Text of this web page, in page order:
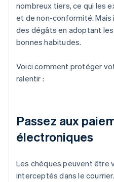
nombreux tiers, ce qui les
et de non-conformité.
des dégâts en adoptant
bonnes habitudes.
Voici comment protéger
ralentir :
Passez aux
électroniques
Les chèques peuvent être
interceptés dans le